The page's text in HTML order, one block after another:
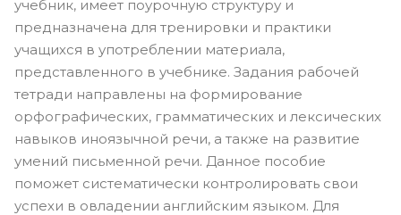
учебник, имеет поурочную структуру и
предназначена для тренировки и практики
учащихся в употреблении материала,
представленного в учебнике. Задания рабочей
тетради направлены на формирование
орфографических, грамматических и лексических
навыков иноязычной речи, а также на развитие
умений письменной речи. Данное пособие
поможет систематически контролировать свои
успехи в овладении английским языком. Для